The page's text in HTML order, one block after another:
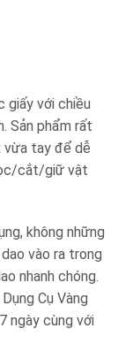
giấy với chiều
Sản phẩm rất
vừa tay để dễ
cắt/giữ vật
không những
vào ra trong
nhanh chóng.
Cụ Vàng
ngày cùng với